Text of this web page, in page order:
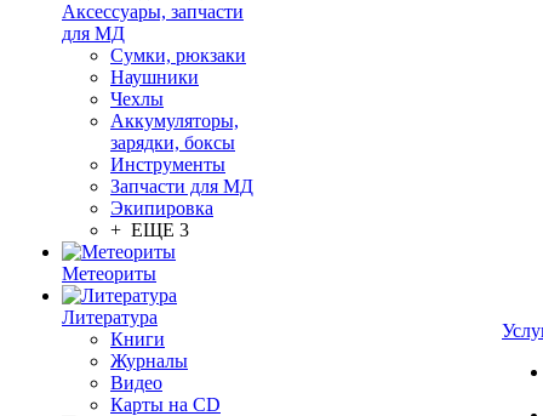
Аксессуары, запчасти
для МД
Сумки, рюкзаки
Наушники
Чехлы
Аккумуляторы,
зарядки, боксы
Инструменты
Запчасти для МД
Экипировка
+ ЕЩЕ 3
Метеориты
Литература
Книги
Журналы
Видео
Карты на CD